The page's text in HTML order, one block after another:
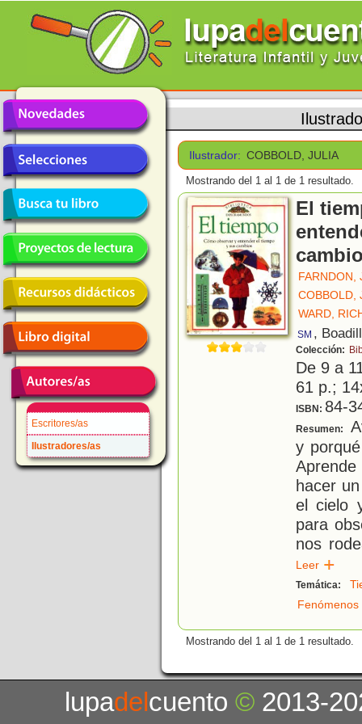
Escritores/as
Ilustradores/as
Ilustrador: COBBOLD, JULIA
Mostrando del 1 al 1 de 1 resultado.
El
FARNDON,
COBBOLD,
WARD,
SM ,
Colección:
De 9 a
61 p.;
ISBN: 84-
Resumen:
y
hacer
el cielo
para
nos
Leer
Temática:
Mostrando del 1 al 1 de 1 resultado.
lupadelcuento© 2013-